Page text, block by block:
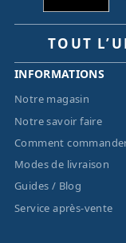
TOUT
INFORMATIONS
Notre magasin
Notre savoir faire
Comment
Modes de livraison
Guides / Blog
Service après-vente